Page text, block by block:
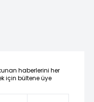
haberlerini her
için bültene üye